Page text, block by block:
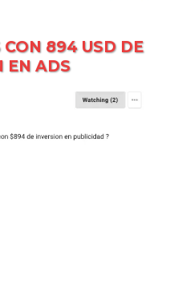
CON 894 USD DE
EN ADS